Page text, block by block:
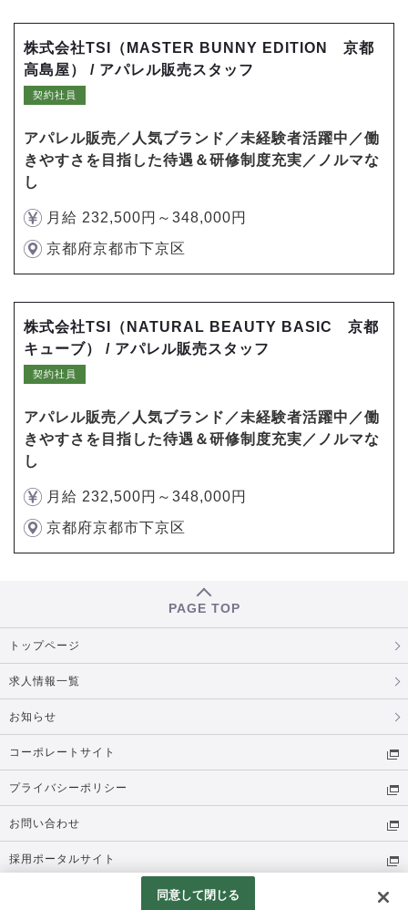
株式会社TSI（MASTER BUNNY EDITION 京都
高島屋） / アパレル販売スタッフ
契約社員
アパレル販売／人気ブランド／未経験者活躍中／働
きやすさを目指した待遇＆研修制度充実／ノルマな
し
月給 232,500円～348,000円
京都府京都市下京区
株式会社TSI（NATURAL BEAUTY BASIC 京都
キューブ） / アパレル販売スタッフ
契約社員
アパレル販売／人気ブランド／未経験者活躍中／働
きやすさを目指した待遇＆研修制度充実／ノルマな
し
月給 232,500円～348,000円
京都府京都市下京区
PAGE TOP
トップページ
求人情報一覧
お知らせ
コーポレートサイト
プライバシーポリシー
お問い合わせ
採用ポータルサイト
© TSI HOLDINGS CO., LTD. All Rights Reserved.
同意して閉じる